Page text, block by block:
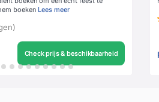
boeken Lees meer
Check prijs & beschikbaarheid